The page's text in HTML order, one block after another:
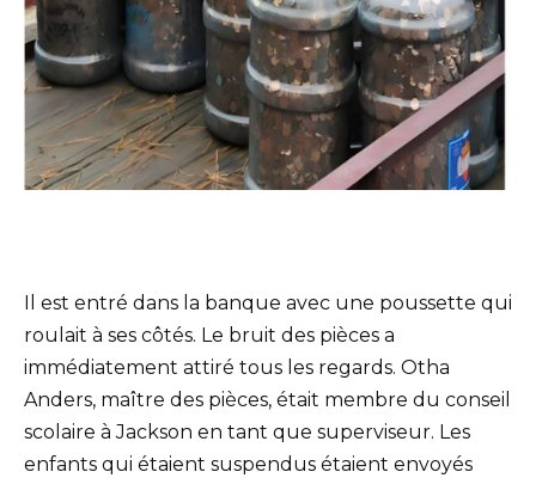
Il est entré dans la banque avec une poussette qui
roulait à ses côtés. Le bruit des pièces a
immédiatement attiré tous les regards. Otha
Anders, maître des pièces, était membre du conseil
scolaire à Jackson en tant que superviseur. Les
enfants qui étaient suspendus étaient envoyés